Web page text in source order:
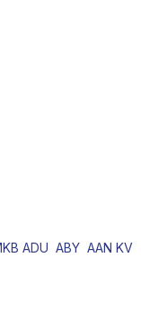
ADU ABY AAN KV